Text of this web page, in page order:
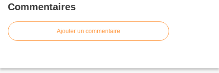
Commentaires
Ajouter un commentaire